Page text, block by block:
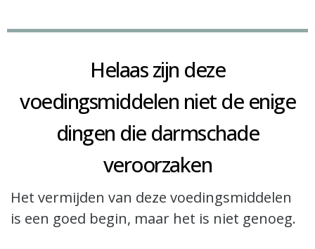
Helaas zijn deze
voedingsmiddelen niet de enige
dingen die darmschade
veroorzaken
Het vermijden van deze voedingsmiddelen
is een goed begin, maar het is niet genoeg.